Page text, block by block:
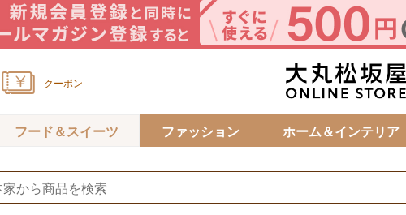
クーポン
フード＆スイーツ ファッション ホーム＆インテリア